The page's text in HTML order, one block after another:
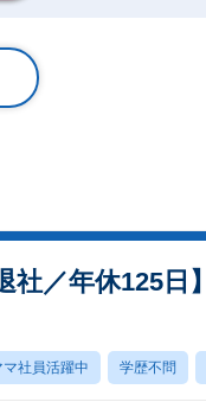
／年休125日】
マ社員活躍中 学歴不問